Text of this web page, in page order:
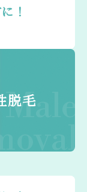
に！
Male
脱毛